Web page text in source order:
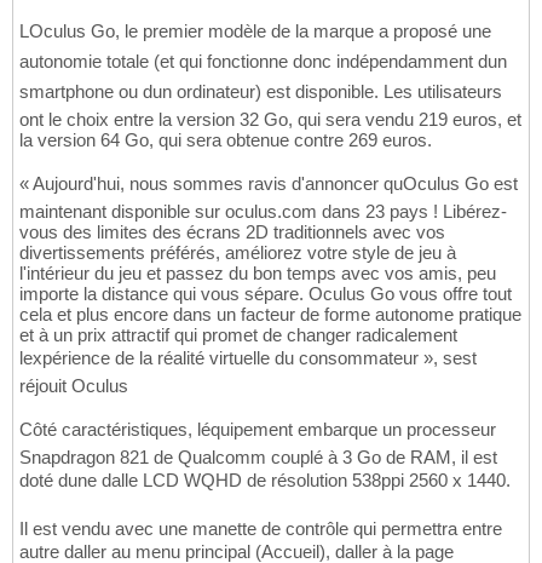
LOculus Go, le premier modèle de la marque a proposé une
autonomie totale (et qui fonctionne donc indépendamment dun
smartphone ou dun ordinateur) est disponible. Les utilisateurs
ont le choix entre la version 32 Go, qui sera vendu 219 euros, et
la version 64 Go, qui sera obtenue contre 269 euros.
« Aujourd'hui, nous sommes ravis d'annoncer quOculus Go est
maintenant disponible sur oculus.com dans 23 pays ! Libérez-
vous des limites des écrans 2D traditionnels avec vos
divertissements préférés, améliorez votre style de jeu à
l'intérieur du jeu et passez du bon temps avec vos amis, peu
importe la distance qui vous sépare. Oculus Go vous offre tout
cela et plus encore dans un facteur de forme autonome pratique
et à un prix attractif qui promet de changer radicalement
lexpérience de la réalité virtuelle du consommateur », sest
réjouit Oculus
Côté caractéristiques, léquipement embarque un processeur
Snapdragon 821 de Qualcomm couplé à 3 Go de RAM, il est
doté dune dalle LCD WQHD de résolution 538ppi 2560 x 1440.
Il est vendu avec une manette de contrôle qui permettra entre
autre daller au menu principal (Accueil), daller à la page